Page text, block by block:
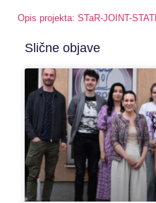
Opis projekta: STaR-JOINT-
Slične objave